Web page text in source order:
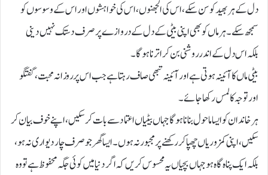
دل کے ہر بھید کو سن سکے، اس کی الجھنوں، اس کی خواہشوں اور اس کے وسوسوں کو
سمجھ سکے۔ ہر ماں کو بھی اپنی بیٹی کے دل کے دروازے پر صرف دستک نہیں دینی
بلکہ اس دل کے اندر روشنی بن کر اترنا ہوگا۔
بیٹی ماں کا آئینہ ہوتی ہے اور آئینہ تبھی صاف رہتا ہے جب اس پر روزانہ محبت، گفتگو
اور توجہ کا لمس رکھا جائے۔
ہر خاندان کو ایسا ماحول بنانا ہوگا جہاں بیٹیاں اعتماد سے بات کر سکیں، اپنے خوف بیان کر
سکیں، اپنی کمزوریاں چھپا کر رکھنے پر مجبور نہ ہوں۔ ایسا گھر جو صرف چار دیواری نہ ہو،
بلکہ ایک پناہ گاہ ہو جہاں بچیاں یہ محسوس کریں کہ اگر دنیا میں کوئی جگہ محفوظ ہے تو وہ